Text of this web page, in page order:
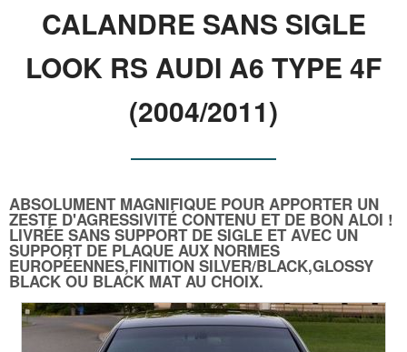
CALANDRE SANS SIGLE
LOOK RS AUDI A6 TYPE 4F
(2004/2011)
ABSOLUMENT MAGNIFIQUE POUR APPORTER UN
ZESTE D'AGRESSIVITÉ CONTENU ET DE BON ALOI !
LIVRÉE SANS SUPPORT DE SIGLE ET AVEC UN
SUPPORT DE PLAQUE AUX NORMES
EUROPÉENNES,FINITION SILVER/BLACK,GLOSSY
BLACK OU BLACK MAT AU CHOIX.